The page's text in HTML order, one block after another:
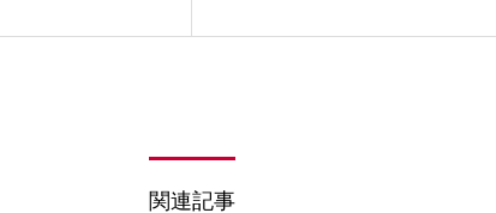
関連記事